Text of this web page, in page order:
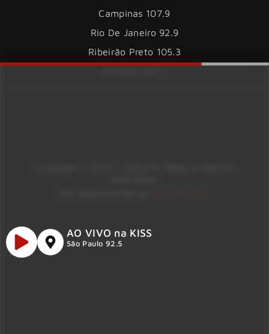
Campinas 107.9
Rio De Janeiro 92.9
Ribeirão Preto 105.3
AO VIVO na KISS
São Paulo 92.5